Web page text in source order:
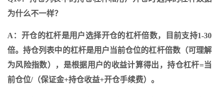
为什么不一样？
A：开仓的杠杆是用户选择开仓的杠杆倍数，目前支持1-30
倍。持仓列表中的杠杆是用户当前仓位的杠杆倍数（可理解
为风险指数），是根据用户的收益计算得出，持仓杠杆=当
前仓位/（保证金+持仓收益+开仓手续费）。